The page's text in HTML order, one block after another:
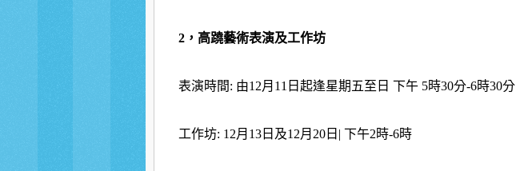
2，高蹺藝術表演及工作坊
表演時間: 由12月11日起逢星期五至日 下午 5時30分-6時30分
工作坊: 12月13日及12月20日| 下午2時-6時